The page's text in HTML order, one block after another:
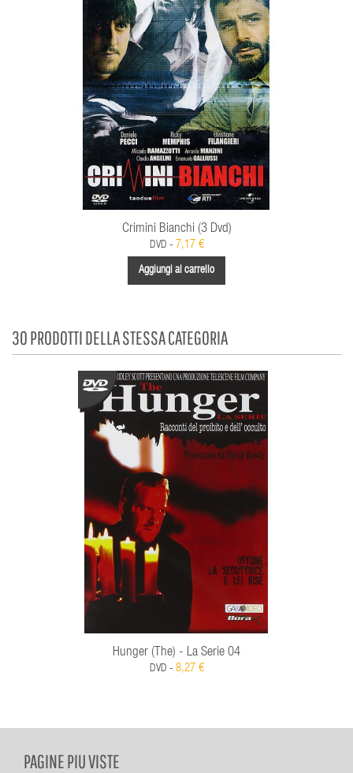
Crimini Bianchi (3 Dvd)
DVD - 7,17 €
Aggiungi al carrello
30 PRODOTTI DELLA STESSA CATEGORIA
Hunger (The) - La Serie 04
DVD - 8,27 €
PAGINE PIU VISTE